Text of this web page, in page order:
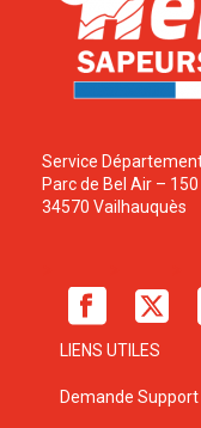
Service
Parc de Bel Air –
34570 Vailhauquès
LIENS UTILES
Demande Support